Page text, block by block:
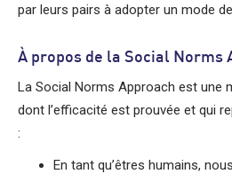
par leurs pairs à adopter un mode
À propos de la Social Norms
La Social Norms Approach est une
dont l’efficacité est prouvée et qui
:
En tant qu’êtres humains,